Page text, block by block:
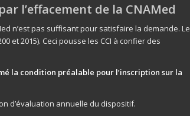
l’effacement de la CNAMed
n’est pas suffisant pour satisfaire la demande. Le
et 2015). Ceci pousse les CCI à confier des
la condition préalable pour l’inscription sur la
d’évaluation annuelle du dispositif.